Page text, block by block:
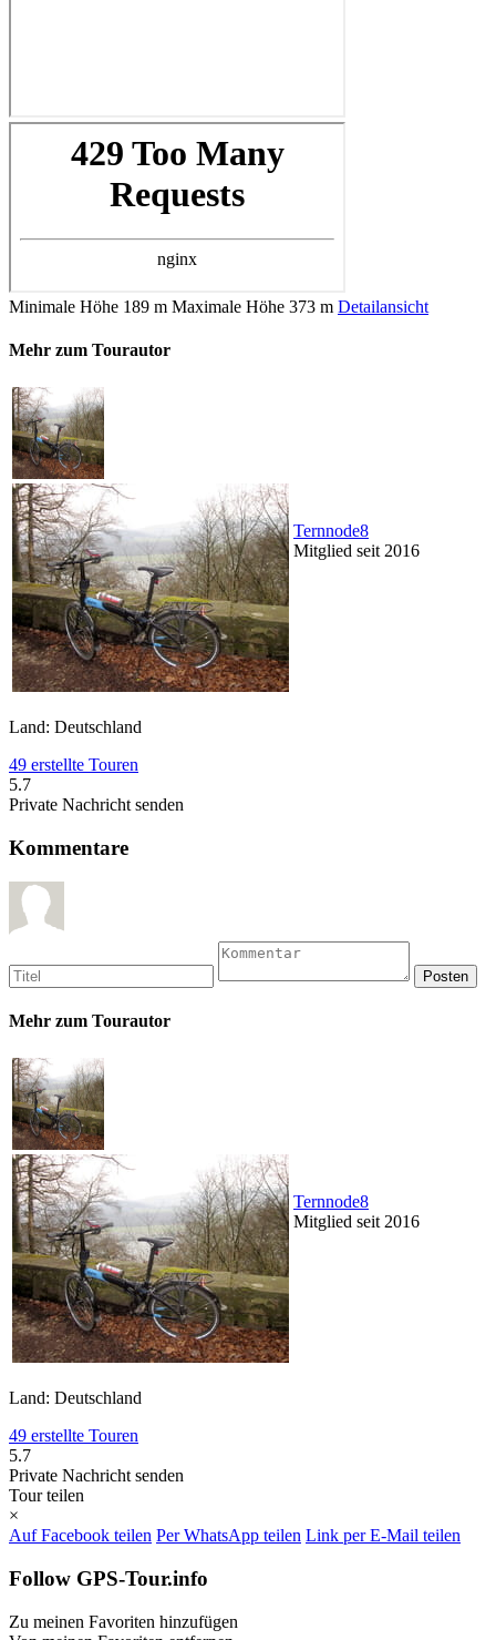
Minimale Höhe 189 m Maximale Höhe 373 m Detailansicht
Mehr zum Tourautor
Ternnode8
Mitglied seit 2016
Land: Deutschland
49 erstellte Touren
5.7
Private Nachricht senden
Kommentare
Mehr zum Tourautor
Ternnode8
Mitglied seit 2016
Land: Deutschland
49 erstellte Touren
5.7
Private Nachricht senden
Tour teilen
×
Auf Facebook teilen Per WhatsApp teilen Link per E-Mail teilen
Follow GPS-Tour.info
Zu meinen Favoriten hinzufügen